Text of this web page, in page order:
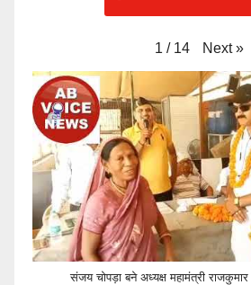
1 / 14 Next »
संजय चोपड़ा बने अध्यक्ष महामंत्री राजकुमार